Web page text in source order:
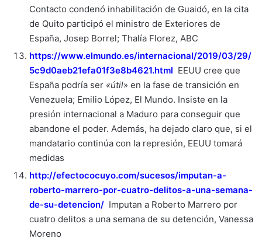
Contacto condenó inhabilitación de Guaidó, en la cita
de Quito participó el ministro de Exteriores de
España, Josep Borrel; Thalía Florez, ABC
https://www.elmundo.es/internacional/2019/03/29/
5c9d0aeb21efa01f3e8b4621.html EEUU cree que
España podría ser «útil» en la fase de transición en
Venezuela; Emilio López, El Mundo. Insiste en la
presión internacional a Maduro para conseguir que
abandone el poder. Además, ha dejado claro que, si el
mandatario continúa con la represión, EEUU tomará
medidas
http://efectococuyo.com/sucesos/imputan-a-
roberto-marrero-por-cuatro-delitos-a-una-semana-
de-su-detencion/ Imputan a Roberto Marrero por
cuatro delitos a una semana de su detención, Vanessa
Moreno